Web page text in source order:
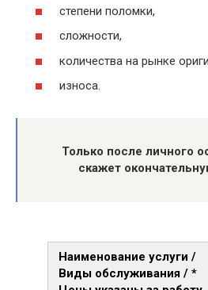
степени поломки,
сложности,
количества на рынке
износа.
Только после личного
скажет
Наименование услуги /
Виды обслуживания / *